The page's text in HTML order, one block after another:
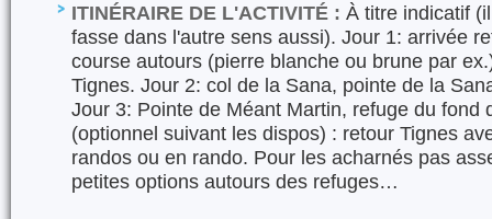
ITINÉRAIRE DE L'ACTIVITÉ : À titre indicatif
fasse dans l'autre sens aussi). Jour 1: arrivée
course autours (pierre blanche ou brune par
Tignes. Jour 2: col de la Sana, pointe de la
Jour 3: Pointe de Méant Martin, refuge du fond
(optionnel suivant les dispos) : retour Tignes
randos ou en rando. Pour les acharnés pas
petites options autours des refuges…